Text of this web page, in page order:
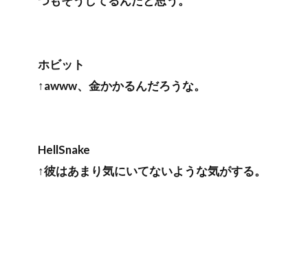
ホビット
↑awww、金かかるんだろうな。
HellSnake
↑彼はあまり気にいてないような気がする。